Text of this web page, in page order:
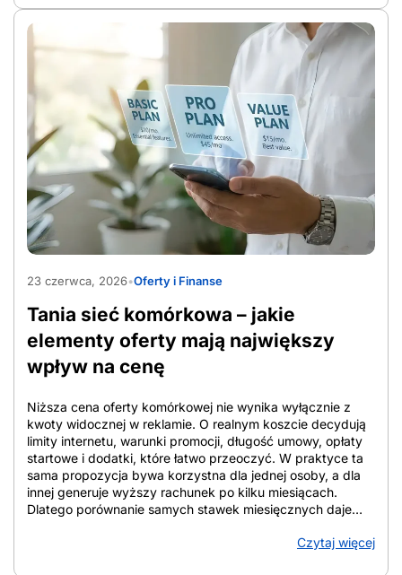
smartfona. Telefon staje się wtedy narzędziem wsparcia, a
nie źródłem chaosu. Z artykułu dowiesz się: Jak
przygotować telefon seniora do bezpiecznego
codziennego użytkowania Jak przygotować telefon
seniora do bezpiecznego codziennego użytkowania?
Punkt wyjścia stanowi wybór urządzenia, które po
konfiguracji daje czytelny ekran, prostą obsługę, szybki
kontakt z bliskimi i lepszą ochronę przed zgubieniem,
awarią oraz spamem. Dobrze ustawiony smartfon bywa
wygodniejszy niż klasyczny telefon, bo ma większy
wyświetlacz, wyraźniejsze litery i prostsze wybieranie
kontaktów dotykiem. Gdy ustawienia Androida dla seniora
są dopasowane do wzroku i nawyków użytkownika,
obsługa smartfona dla seniora staje się bardziej intuicyjna
niż korzystanie z małych klawiszy. Klasyczny telefon
ogranicza funkcje bezpieczeństwa. Android dla seniora
warunkiem uproszczenia interfejsu. Gdy smartfon okazuje
się zbyt […]
AdobeStock_2033712735
23 czerwca, 2026•Oferty i Finanse
Tania sieć komórkowa – jakie
elementy oferty mają największy
wpływ na cenę
Niższa cena oferty komórkowej nie wynika wyłącznie z
kwoty widocznej w reklamie. O realnym koszcie decydują
limity internetu, warunki promocji, długość umowy, opłaty
startowe i dodatki, które łatwo przeoczyć. W praktyce ta
sama propozycja bywa korzystna dla jednej osoby, a dla
innej generuje wyższy rachunek po kilku miesiącach.
Dlatego porównanie samych stawek miesięcznych daje
oferty najmocniej wpływają na cenę, jak liczyć kosztCzytaj więcej